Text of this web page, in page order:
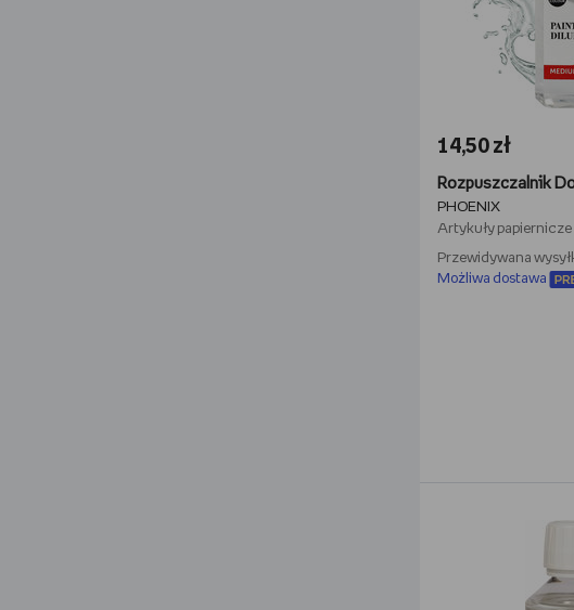
14,50 zł
PHOENIX
Artykuły papiernicze
Przewidywana
Możliwa dostawa